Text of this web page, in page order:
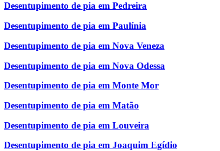
Desentupimento de pia em Pedreira
Desentupimento de pia em Paulínia
Desentupimento de pia em Nova Veneza
Desentupimento de pia em Nova Odessa
Desentupimento de pia em Monte Mor
Desentupimento de pia em Matão
Desentupimento de pia em Louveira
Desentupimento de pia em Joaquim Egídio